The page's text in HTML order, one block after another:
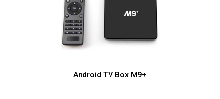
Android TV Box M9+